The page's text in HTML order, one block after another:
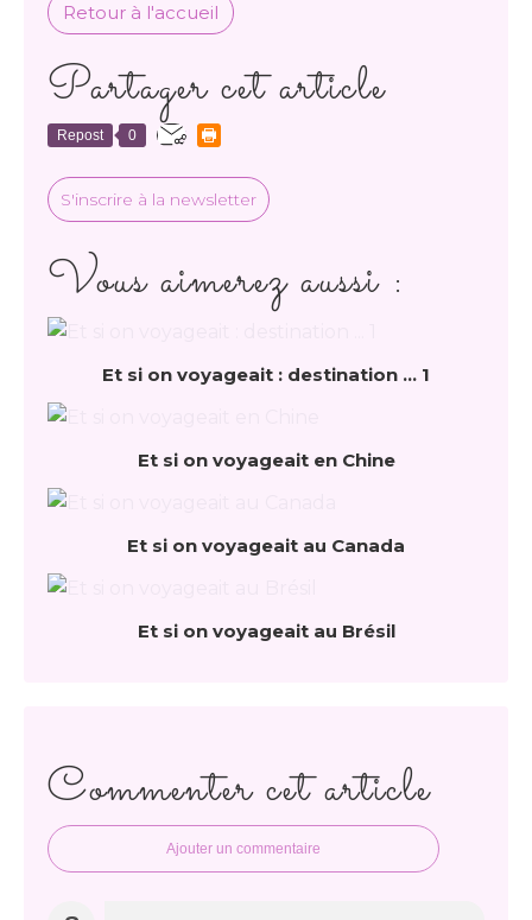
Retour à l'accueil
Partager cet article
Repost 0
S'inscrire à la newsletter
Vous aimerez aussi :
Et si on voyageait : destination ... 1
Et si on voyageait en Chine
Et si on voyageait au Canada
Et si on voyageait au Brésil
Commenter cet article
Ajouter un commentaire